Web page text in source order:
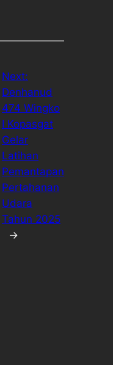
Next:
Denhanud
474 Wingko
I Kopasgat
Gelar
Latihan
Pemantapan
Pertahanan
Udara
Tahun 2025
→